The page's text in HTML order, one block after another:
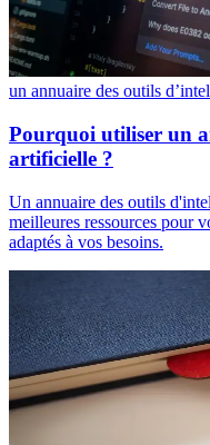
un annuaire des outils
Pourquoi utiliser un
artificielle ?
Un annuaire des outils
meilleures ressources pour
adaptés à vos besoins.